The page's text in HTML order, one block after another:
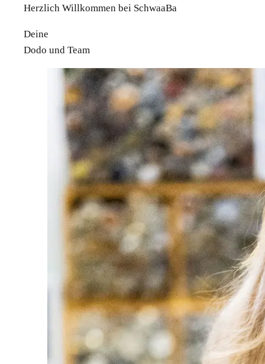
Herzlich Willkommen bei SchwaaBa
Deine
Dodo und Team